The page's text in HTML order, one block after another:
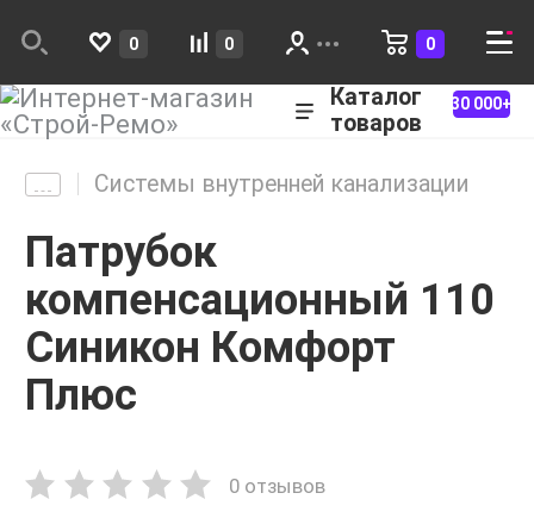
0 0 0
Каталог
товаров
30 000+
Системы внутренней канализации
Патрубок
компенсационный 110
Синикон Комфорт
Плюс
0 отзывов